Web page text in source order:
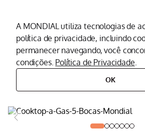
A MONDIAL utiliza tecnologias de
política de privacidade, incluindo
permanecer navegando, você
condições. Política de Privacidade.
OK
O que você procura?
cooktops
2º Air Fryer